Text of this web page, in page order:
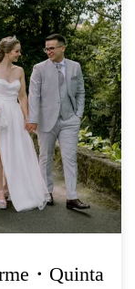
・Quinta